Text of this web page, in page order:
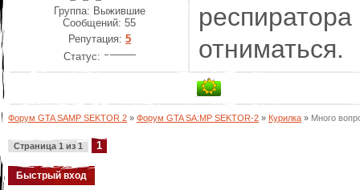
Группа: Выжившие
Сообщений:55
Репутация: 5
Статус:
отниматься.
Форум GTA SAMP SEKTOR 2 » Форум GTA SA:MP SEKTOR-2 » Курилка » Много
Страница 1 из 1 1